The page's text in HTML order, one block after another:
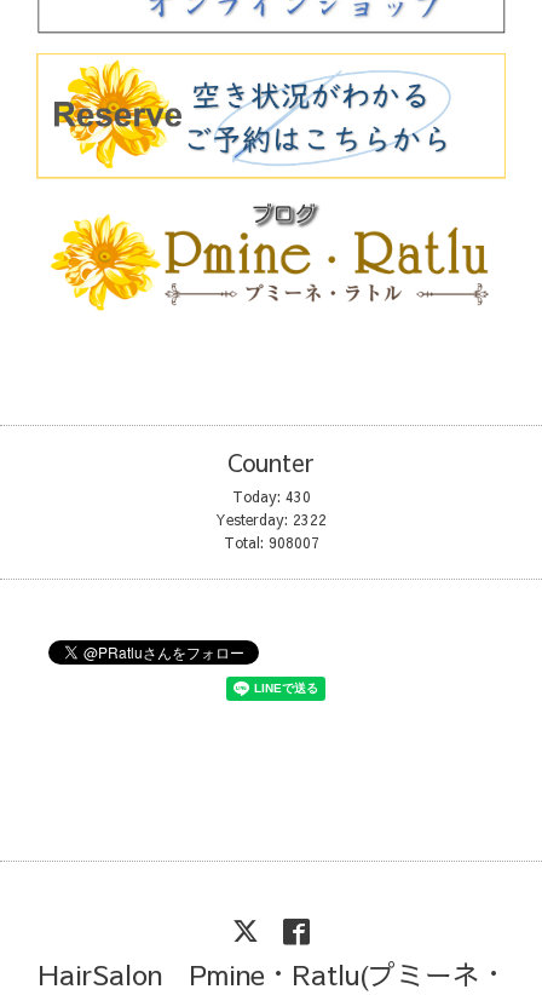
Counter
Today: 430
Yesterday: 2322
Total: 908007
HairSalon Pmine・Ratlu(プミーネ・